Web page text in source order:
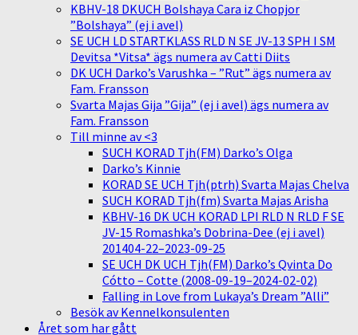
KBHV-18 DKUCH Bolshaya Cara iz Chopjor
”Bolshaya” (ej i avel)
SE UCH LD STARTKLASS RLD N SE JV-13 SPH I SM
Devitsa *Vitsa* ägs numera av Catti Diits
DK UCH Darko’s Varushka – ”Rut” ägs numera av
Fam. Fransson
Svarta Majas Gija ”Gija” (ej i avel) ägs numera av
Fam. Fransson
Till minne av <3
SUCH KORAD Tjh(FM) Darko’s Olga
Darko’s Kinnie
KORAD SE UCH Tjh(ptrh) Svarta Majas Chelva
SUCH KORAD Tjh(fm) Svarta Majas Arisha
KBHV-16 DK UCH KORAD LPI RLD N RLD F SE
JV-15 Romashka’s Dobrina-Dee (ej i avel)
201404-22–2023-09-25
SE UCH DK UCH Tjh(FM) Darko’s Qvinta Do
Cótto – Cotte (2008-09-19–2024-02-02)
Falling in Love from Lukaya’s Dream ”Alli”
Besök av Kennelkonsulenten
Året som har gått